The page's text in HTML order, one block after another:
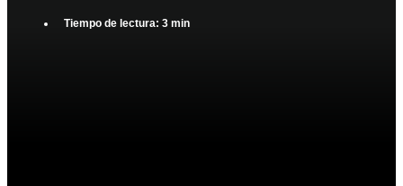
Tiempo de lectura: 3 min